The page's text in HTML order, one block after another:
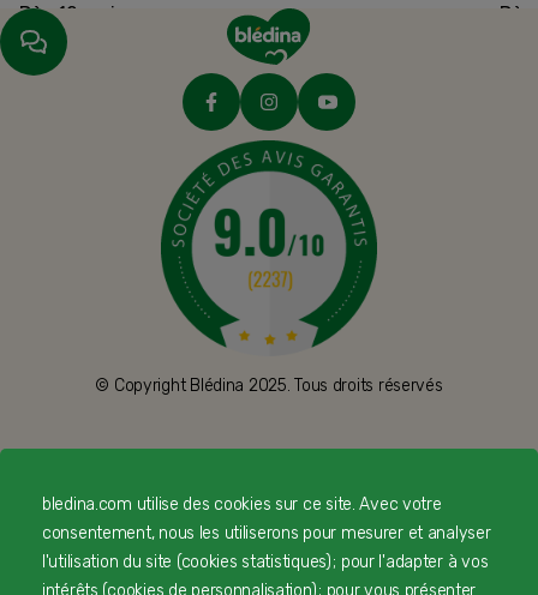
Dès 12 mois
© Copyright Blédina 2025. Tous droits réservés
LIVRAISON
bledina.com utilise des cookies sur ce site. Avec votre
consentement, nous les utiliserons pour mesurer et analyser
l'utilisation du site (cookies statistiques) ; pour l'adapter à vos
intérêts (cookies de personnalisation) ; pour vous présenter